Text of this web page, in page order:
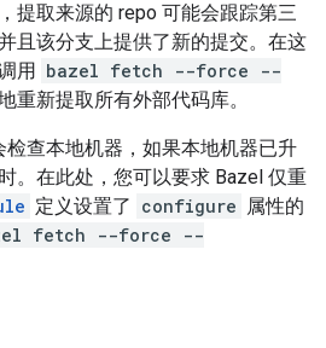
提取来源的 repo 可能会跟踪第三
且该分支上提供了新的提交。在这
用 bazel fetch --force --
重新提取所有外部代码库。
检查本地机器，如果本地机器已升
。在此处，您可以要求 Bazel 仅重
定义设置了 configure 属性的
fetch --force --